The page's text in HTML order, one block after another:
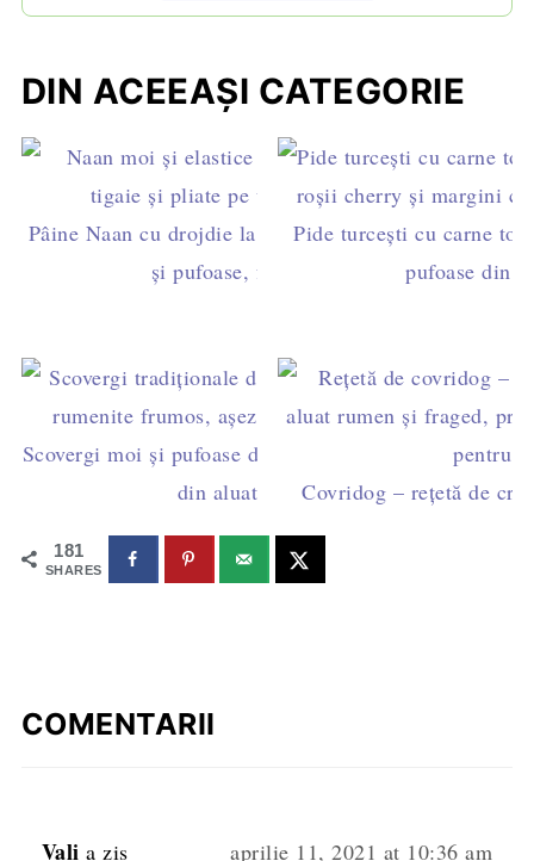
DIN ACEEAȘI CATEGORIE
Pâine Naan cu drojdie la tigaie – lipii indiene moi
și pufoase, făcute acasă
Pide turcești cu carne
pufoase din
Scovergi moi și pufoase de post - rețetă tradițională
din aluat de pâineCovridog – rețetă de
181
SHARES
COMENTARII
Vali a zis aprilie 11, 2021 at 10:36 am